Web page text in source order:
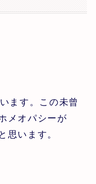
ます。この未曾
メオパシーが
思います。